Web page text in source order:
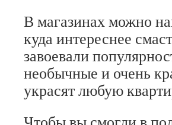
В магазинах можно
куда интереснее
завоевали
необычные и очень
украсят любую